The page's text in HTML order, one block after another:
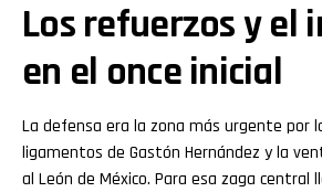
Los refuerzos y el
en el once inicial
La defensa era la zona más urgente por
ligamentos de Gastón Hernández y la
al León de México. Para esa zaga central